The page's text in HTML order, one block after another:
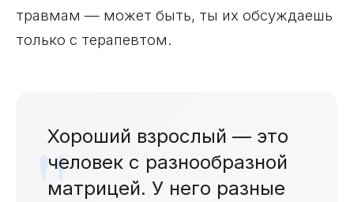
травмам — может быть, ты их обсуждаешь
только с терапевтом.
Хороший взрослый — это
человек с разнообразной
матрицей. У него разные